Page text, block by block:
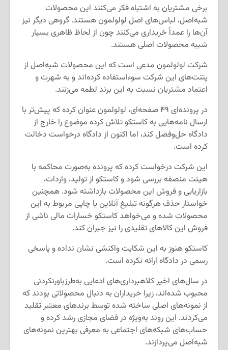
برخی مشتریان به اشتباه فکر می‌کنند این محصولات
شبه‌اصل، لباس‌های اصل لولولمون هستند. گروهی دیگر نیز
آن‌ها را عمداً خریداری می‌کنند چون از لحاظ ظاهری بسیار
شبیه محصولات اصلی هستند.
شرکت لولولمون مدعی است که این محصولات شبه‌اصل از
پتنت‌های این شرکت سوءاستفاده کرده‌اند و به شهرت و
اعتماد مشتریان نسبت به این برند لطمه می‌زنند.
در پرونده‌ای ۴۹ صفحه‌ای، لولولمون عنوان کرده که پیش‌تر با
ارسال نامه‌هایی به کاستکو تلاش کرده موضوع را خارج از
دادگاه حل‌وفصل کند، اما اکنون از دادگاه درخواست دخالت
کرده است.
این شرکت درخواست کرده که پرونده به‌صورت محاکمه با
هیئت منصفه بررسی شود و کاستکو از تولید، واردات،
بازاریابی و فروش این محصولات بازداشته شود. همچنین
خواستار حذف هرگونه تبلیغ آنلاین یا چاپی مربوط به این
محصولات شده و می‌خواهد کاستکو خسارات مالی ناشی از
فروش این کالاهای تقلیدی را نیز جبران کند.
کاستکو هنوز به این شکایت واکنشی نشان نداده و پاسخی
رسمی در دادگاه ارائه نکرده است.
در سال‌های اخیر کلاهبرداری‌های ادعایی به‌طرز‌باورنکردنی
محبوب شده‌اند، زیرا خریداران به دنبال محصولاتی بودند که
از نمونه‌های اصلی ساخته شده توسط برندهای معتبر تقلید
می‌کردند. این روند به‌ویژه در فضای مجازی رشد کرده و
حساب‌های شبکه‌های اجتماعی به معرفی بهترین نمونه‌های
شبه‌اصل می‌پردازند.